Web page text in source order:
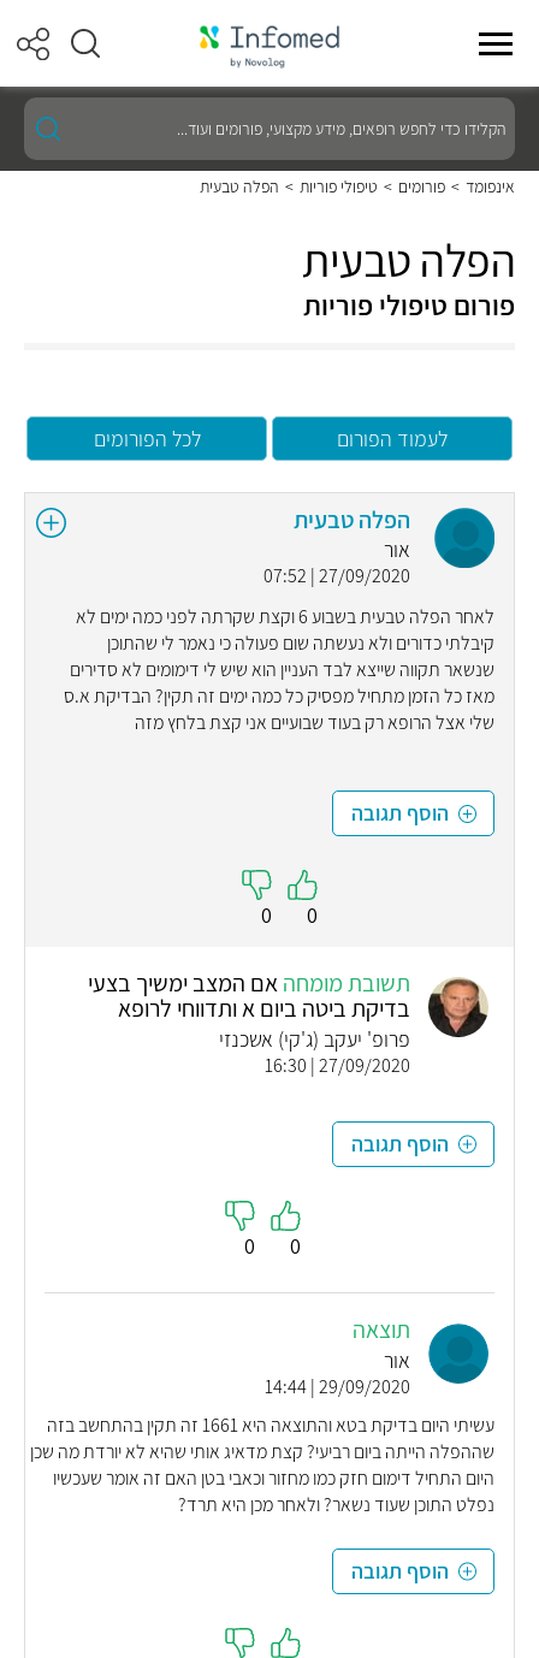
הקלידו
כדי
לחפש
רופאים,
מידע
ועוד...
אינפומד > פורומים > טיפולי פוריות > הפלה טבעית
הפלה טבעית
פורום טיפולי פוריות
לעמוד הפורום לכל הפורומים
הפלה טבעית
אור
27/09/2020 | 07:52
לאחר הפלה טבעית בשבוע 6 וקצת שקרתה לפני כמה ימים לא
קיבלתי כדורים ולא נעשתה שום פעולה כי נאמר לי שהתוכן
שנשאר תקווה שייצא לבד העניין הוא שיש לי דימומים לא סדירים
מאז כל הזמן מתחיל מפסיק כל כמה ימים זה תקין? הבדיקת א.ס
שלי אצל הרופא רק בעוד שבועיים אני קצת בלחץ מזה
הוסף תגובה
0
0
תשובת מומחהאם המצב ימשיך בצעי
בדיקת ביטה ביום א ותדווחי לרופא
פרופ' יעקב (ג'קי) אשכנזי
27/09/2020 | 16:30
הוסף תגובה
0
0
תוצאה
אור
29/09/2020 | 14:44
עשיתי היום בדיקת בטא והתוצאה היא 1661 זה תקין בהתחשב בזה
שההפלה הייתה ביום רביעי? קצת מדאיג אותי שהיא לא יורדת מה שכן
היום התחיל דימום חזק כמו מחזור וכאבי בטן האם זה אומר שעכשיו
נפלט התוכן שעוד נשאר? ולאחר מכן היא תרד?
הוסף תגובה